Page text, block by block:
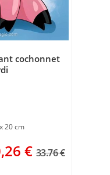
cochonnet
20 cm
€ 33.76 €